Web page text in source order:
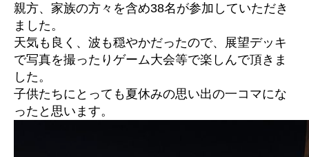
親方、家族の方々を含め38名が参加していただき
ました。
天気も良く、波も穏やかだったので、展望デッキ
で写真を撮ったりゲーム大会等で楽しんで頂きま
した。
子供たちにとっても夏休みの思い出の一コマにな
ったと思います。